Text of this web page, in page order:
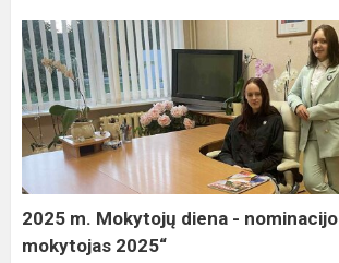
2025
m.
Mokytojų
diena
-
nominacijos
„Metų
mokytojas
2025“
2025 m. Mokytojų diena -
mokytojas 2025“